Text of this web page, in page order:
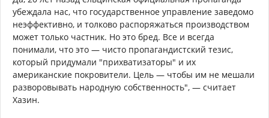
убеждала нас, что государственное управление заведомо
неэффективно, и толково распоряжаться производством
может только частник. Но это бред. Все и всегда
понимали, что это — чисто пропагандистский тезис,
который придумали "прихватизаторы" и их
американские покровители. Цель — чтобы им не мешали
разворовывать народную собственность", — считает
Хазин.